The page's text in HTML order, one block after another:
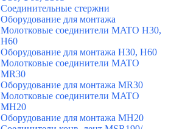
Соединительные стержни
Оборудование для монтажа
Молотковые соединители MATO H30,
H60
Оборудование для монтажа H30, H60
Молотковые соединители MATO
MR30
Оборудование для монтажа MR30
Молотковые соединители MATO
MH20
Оборудование для монтажа MH20